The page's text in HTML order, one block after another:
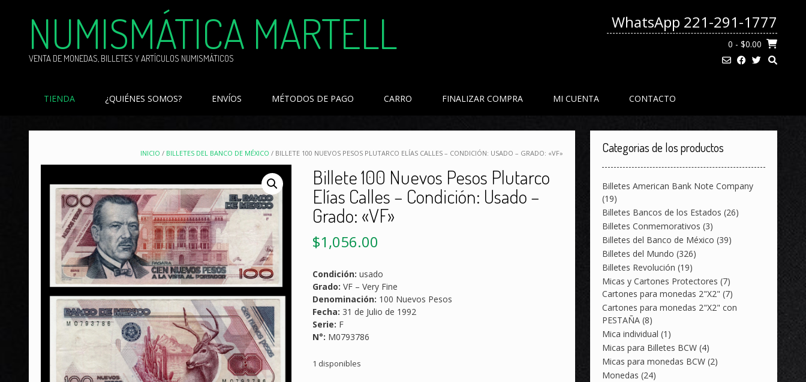
NUMISMÁTICA MARTELL
VENTA DE MONEDAS, BILLETES Y ARTÍCULOS NUMISMÁTICOS
WhatsApp 221-291-1777
0 - $0.00
TIENDA ¿QUIÉNES SOMOS? ENVÍOS MÉTODOS DE PAGO CARRO FINALIZAR COMPRA MI CUENTA CONTACTO
INICIO / BILLETES DEL BANCO DE MÉXICO / BILLETE 100 NUEVOS PESOS PLUTARCO ELÍAS CALLES – CONDICIÓN: USADO – GRADO: «VF»
Billete 100 Nuevos Pesos Plutarco
Elías Calles – Condición: Usado –
Grado: «VF»
$1,056.00
Condición: usado
Grado: VF – Very Fine
Denominación: 100 Nuevos Pesos
Fecha: 31 de Julio de 1992
Serie: F
N°: M0793786
1 disponibles
Categorias de los productos
Billetes American Bank Note Company
(19)
Billetes Bancos de los Estados (26)
Billetes Conmemorativos (3)
Billetes del Banco de México (39)
Billetes del Mundo (326)
Billetes Revolución (19)
Micas y Cartones Protectores (7)
Cartones para monedas 2"X2" (7)
Cartones para monedas 2"X2" con
PESTAÑA (8)
Mica individual (1)
Micas para Billetes BCW (4)
Micas para monedas BCW (2)
Monedas (24)